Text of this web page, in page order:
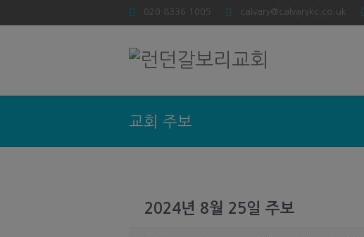
020 8336 1005 calvary@calvarykc.co.uk
교회 주보
2024년 8월 25일 주보